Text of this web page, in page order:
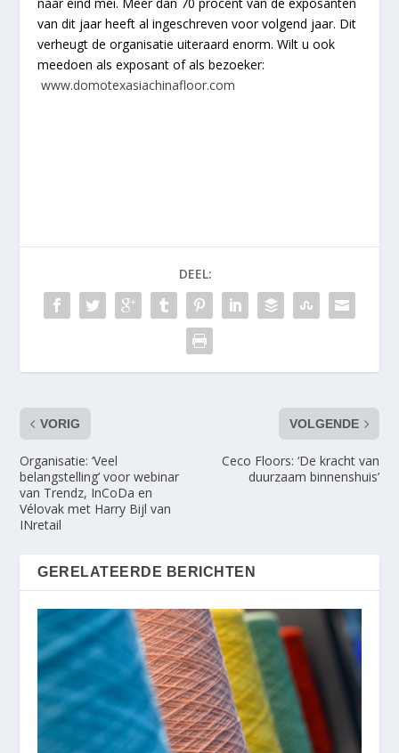
van dit jaar heeft al ingeschreven voor volgend jaar. Dit
verheugt de organisatie uiteraard enorm. Wilt u ook
meedoen als exposant of als bezoeker:
www.domotexasiachinafloor.com
DEEL:
VORIG
Organisatie: ‘Veel
belangstelling’ voor webinar
van Trendz, InCoDa en
Vélovak met Harry Bijl van
INretail
VOLGENDE
Ceco Floors: ‘De kracht van
duurzaam binnenshuis’
GERELATEERDE BERICHTEN